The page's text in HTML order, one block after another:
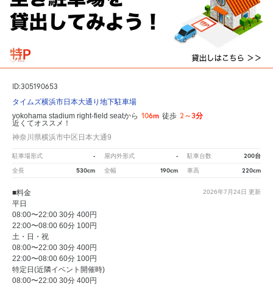
ID:305190653
タイムズ横浜市日本大通り地下駐車場
yokohama stadium right-field seatから 106m 徒歩 2～3分
近くてオススメ！
神奈川県横浜市中区日本大通9
駐車場形式 - 屋内外形式 - 駐車台数 200台
全長 530cm 全幅 190cm 車高 220cm
2026年7月24日 更新
■料金
平日
08:00〜22:00 30分 400円
22:00〜08:00 60分 100円
土・日・祝
08:00〜22:00 30分 400円
22:00〜08:00 60分 100円
特定日(近隣イベント開催時)
08:00〜22:00 30分 400円